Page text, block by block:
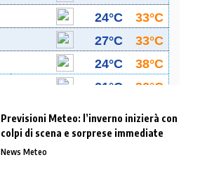
Previsioni Meteo: l’inverno inizierà con
colpi di scena e sorprese immediate
News Meteo